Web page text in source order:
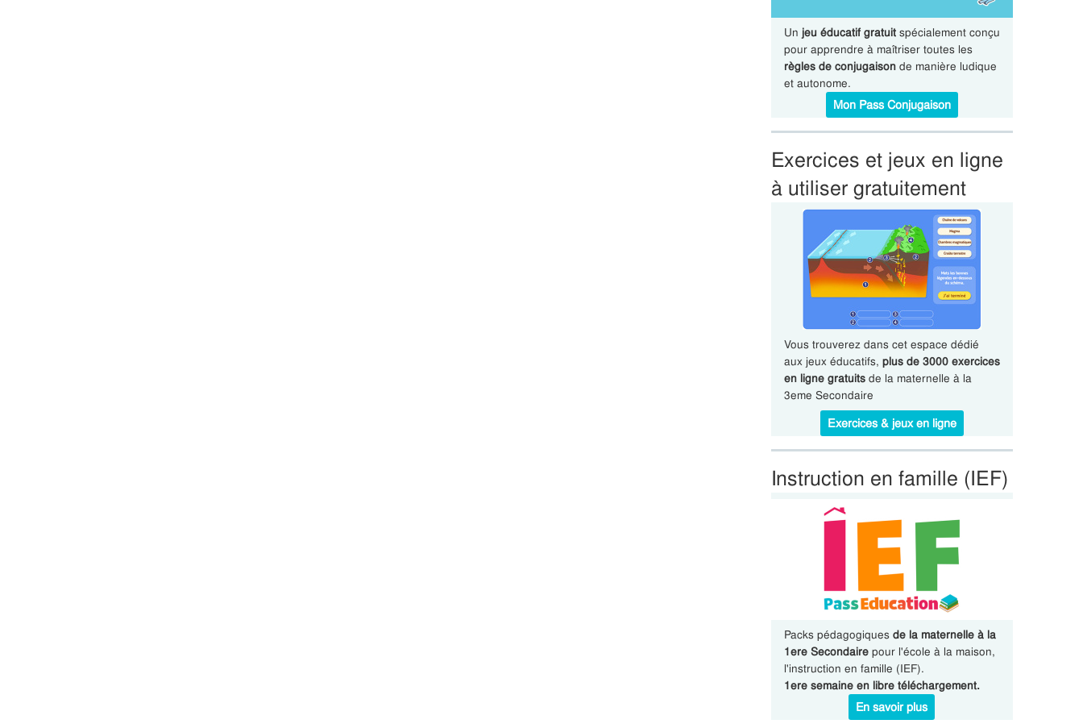
Un jeu éducatif gratuitspécialement conçu
pour apprendre à maîtriser toutes les
règles de conjugaisonde manière ludique
et autonome.
Mon Pass Conjugaison
Exercices et jeux en ligne
à utiliser gratuitement
Vous trouverez dans cet espace dédié
aux jeux éducatifs, plus de 3000 exercices
en ligne gratuitsde la maternelle à la
3eme Secondaire
Exercices & jeux en ligne
Instruction en famille (IEF)
Packs pédagogiques de la maternelle à la
1ere Secondairepour l'école à la maison,
l'instruction en famille (IEF).
1ere semaine en libre téléchargement.
En savoir plus